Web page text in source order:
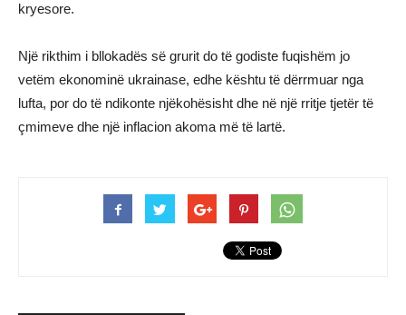
kryesore.
Një rikthim i bllokadës së grurit do të godiste fuqishëm jo
vetëm ekonominë ukrainase, edhe kështu të dërrmuar nga
lufta, por do të ndikonte njëkohësisht dhe në një rritje tjetër të
çmimeve dhe një inflacion akoma më të lartë.